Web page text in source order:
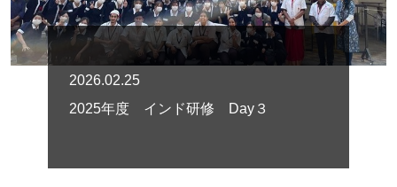
2026.02.25
2025年度 インド研修 Day３